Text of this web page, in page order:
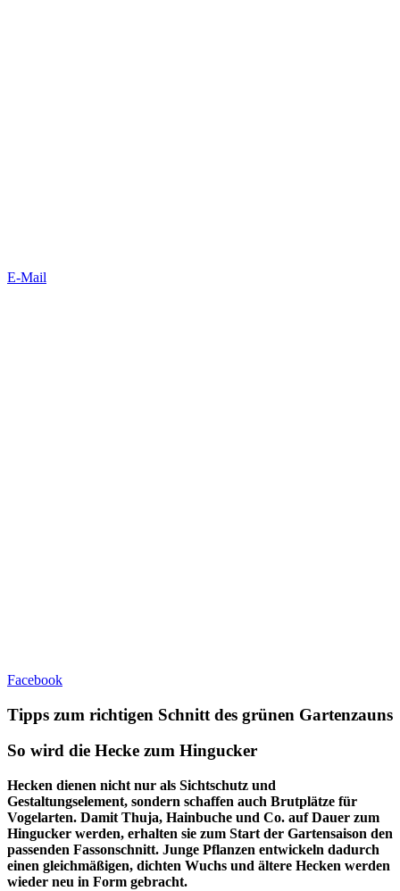
E-Mail
Facebook
Tipps zum richtigen Schnitt des grünen Gartenzauns
So wird die Hecke zum Hingucker
Hecken dienen nicht nur als Sichtschutz und
Gestaltungselement, sondern schaffen auch Brutplätze für
Vogelarten. Damit Thuja, Hainbuche und Co. auf Dauer zum
Hingucker werden, erhalten sie zum Start der Gartensaison den
passenden Fassonschnitt. Junge Pflanzen entwickeln dadurch
einen gleichmäßigen, dichten Wuchs und ältere Hecken werden
wieder neu in Form gebracht.